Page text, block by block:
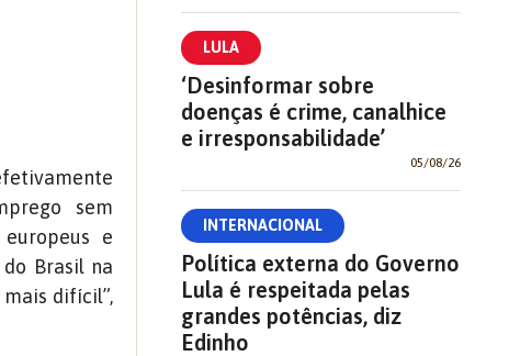
sem
e
Brasil na
difícil”,
LULA
‘Desinformar sobre
doenças é crime, canalhice
e irresponsabilidade’
05/08/26
INTERNACIONAL
Política externa do Governo
Lula é respeitada pelas
grandes potências, diz
Edinho